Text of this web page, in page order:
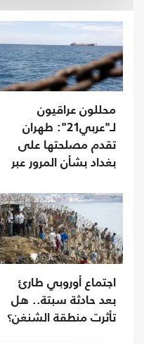
محللون عراقيون
لـ"عربي21": طهران
تقدم مصلحتها على
بغداد بشأن المرور عبر
الوثيقة
اجتماع أوروبي طارئ
بعد حادثة سبتة.. هل
تأثرت منطقة الشنغن؟